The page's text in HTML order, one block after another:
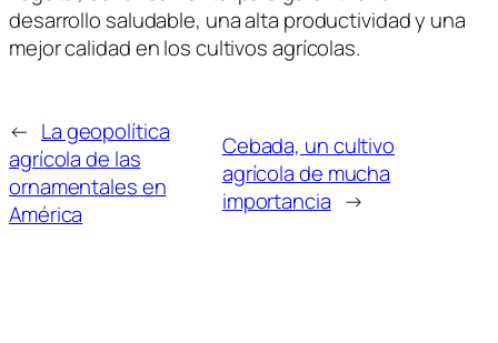
desarrollo saludable, una alta productividad y una
mejor calidad en los cultivos agrícolas.
← La geopolítica
agrícola de las
ornamentales en
América
Cebada, un cultivo
agrícola de mucha
importancia →